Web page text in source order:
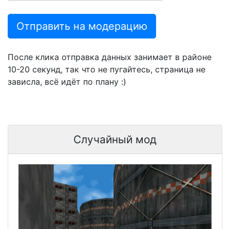
Отправить на модерацию
После клика отправка данных занимает в районе
10-20 секунд, так что не пугайтесь, страница не
зависла, всё идёт по плану :)
Случайный мод